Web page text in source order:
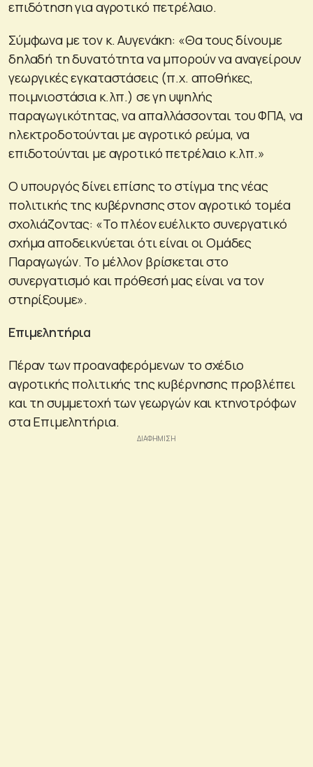
επιδότηση για αγροτικό πετρέλαιο.
Σύμφωνα με τον κ. Αυγενάκη: «Θα τους δίνουμε
δηλαδή τη δυνατότητα να μπορούν να αναγείρουν
γεωργικές εγκαταστάσεις (π.χ. αποθήκες,
ποιμνιοστάσια κ.λπ.) σε γη υψηλής
παραγωγικότητας, να απαλλάσσονται του ΦΠΑ, να
ηλεκτροδοτούνται με αγροτικό ρεύμα, να
επιδοτούνται με αγροτικό πετρέλαιο κ.λπ.»
Ο υπουργός δίνει επίσης το στίγμα της νέας
πολιτικής της κυβέρνησης στον αγροτικό τομέα
σχολιάζοντας: «Το πλέον ευέλικτο συνεργατικό
σχήμα αποδεικνύεται ότι είναι οι Ομάδες
Παραγωγών. Το μέλλον βρίσκεται στο
συνεργατισμό και πρόθεσή μας είναι να τον
στηρίξουμε».
Επιμελητήρια
Πέραν των προαναφερόμενων το σχέδιο
αγροτικής πολιτικής της κυβέρνησης προβλέπει
και τη συμμετοχή των γεωργών και κτηνοτρόφων
στα Επιμελητήρια.